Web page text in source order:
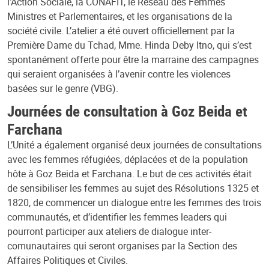
Ministres et Parlementaires, et les organisations de la
société civile. L’atelier a été ouvert officiellement par la
Première Dame du Tchad, Mme. Hinda Deby Itno, qui s’est
spontanément offerte pour être la marraine des campagnes
qui seraient organisées à l’avenir contre les violences
basées sur le genre (VBG).
Journées de consultation à Goz Beida et
Farchana
L’Unité a également organisé deux journées de consultations
avec les femmes réfugiées, déplacées et de la population
hôte à Goz Beida et Farchana. Le but de ces activités était
de sensibiliser les femmes au sujet des Résolutions 1325 et
1820, de commencer un dialogue entre les femmes des trois
communautés, et d’identifier les femmes leaders qui
pourront participer aux ateliers de dialogue inter-
comunautaires qui seront organises par la Section des
Affaires Politiques et Civiles.